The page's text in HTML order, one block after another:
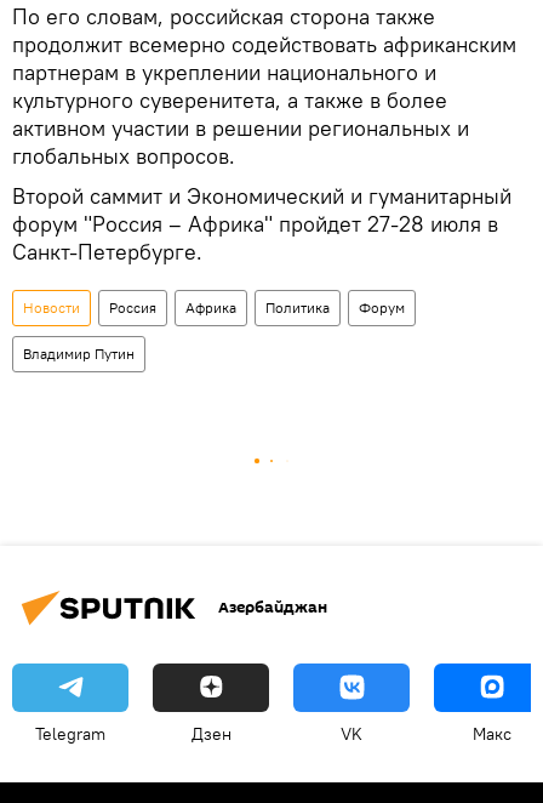
По его словам, российская сторона также
продолжит всемерно содействовать африканским
партнерам в укреплении национального и
культурного суверенитета, а также в более
активном участии в решении региональных и
глобальных вопросов.
Второй саммит и Экономический и гуманитарный
форум "Россия – Африка" пройдет 27-28 июля в
Санкт-Петербурге.
Новости Россия Африка Политика Форум
Владимир Путин
Азербайджан
Telegram Дзен VK Макс